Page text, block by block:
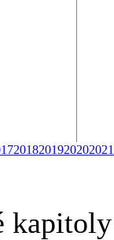
2018201920202021